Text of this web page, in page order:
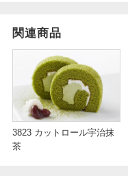
関連商品
3823 カットロール宇治抹
茶